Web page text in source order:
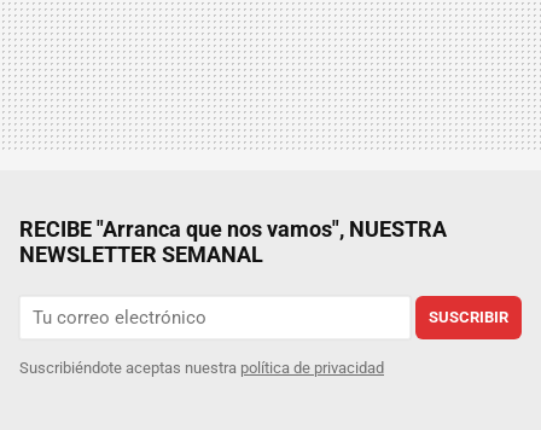
RECIBE "Arranca que nos vamos", NUESTRA
NEWSLETTER SEMANAL
SUSCRIBIR
Suscribiéndote aceptas nuestra política de privacidad